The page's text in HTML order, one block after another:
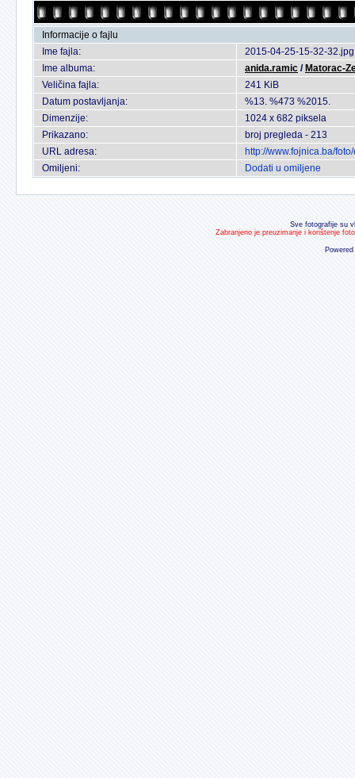
Informacije o fajlu
Ime fajla:
2015-04-25-15-32-32.jpg
Ime albuma:
anida.ramic / Matorac-
Veličina fajla:
241 KiB
Datum postavljanja:
%13. %473 %2015.
Dimenzije:
1024 x 682 piksela
Prikazano:
broj pregleda - 213
URL adresa:
http://www.fojnica.ba/
Omiljeni:
Dodati u omiljene
Sve fotografije su
Zabranjeno je preuzimanje i korištenje